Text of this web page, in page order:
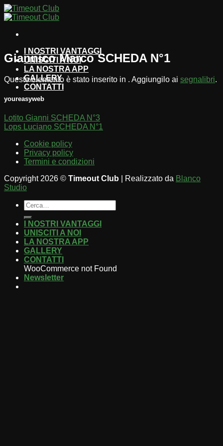
Salta
ai
I NOSTRI VANTAGGI
UNISCITI A NOI
LA NOSTRA APP
GALLERY
CONTATTI
Giannico Marco SCHEDA N°1
Questo elemento è stato inserito in . Aggiungilo ai segnalibri.
youreasyweb
Lotito Gianni SCHEDA N°3
Lops Luciano SCHEDA N°1
Cookie policy
Privacy policy
Termini e condizioni
Copyright 2026 © Timeout Club | Realizzato da Blanco
Studio
I NOSTRI VANTAGGI
UNISCITI A NOI
LA NOSTRA APP
GALLERY
CONTATTI
WooCommerce not Found
Newsletter